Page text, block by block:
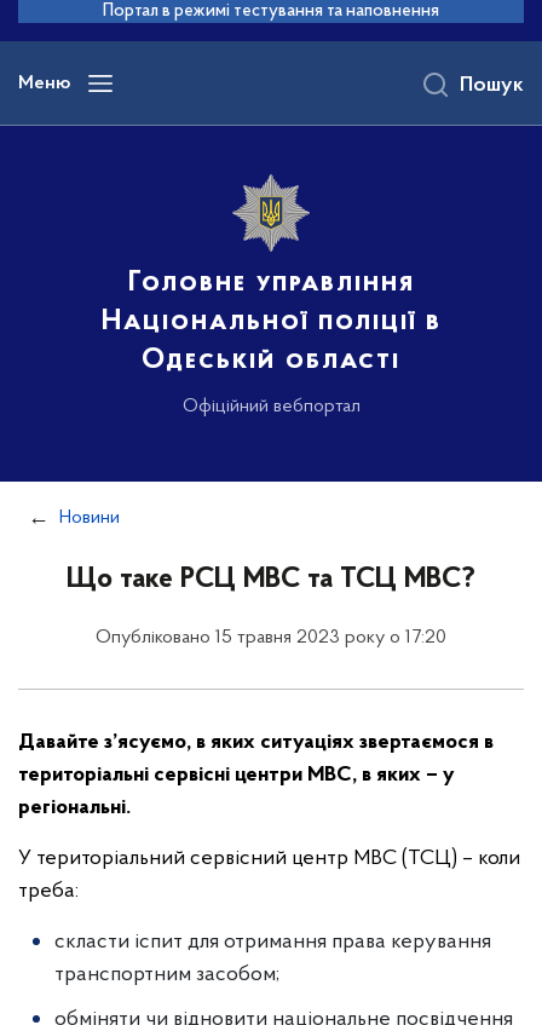
основного
вмісту
Портал в режимі тестування та наповнення
Меню
Головне управління
Національної поліції в
Одеській області
Офіційний вебпортал
Пошук
Новини
Що таке РСЦ МВС та ТСЦ МВС?
Опубліковано 15 травня 2023 року о 17:20
Давайте з’ясуємо, в яких ситуаціях звертаємося в
територіальні сервісні центри МВС, в яких – у
регіональні.
У територіальний сервісний центр МВС (ТСЦ) – коли
треба:
скласти іспит для отримання права керування
транспортним засобом;
обміняти чи відновити національне посвідчення